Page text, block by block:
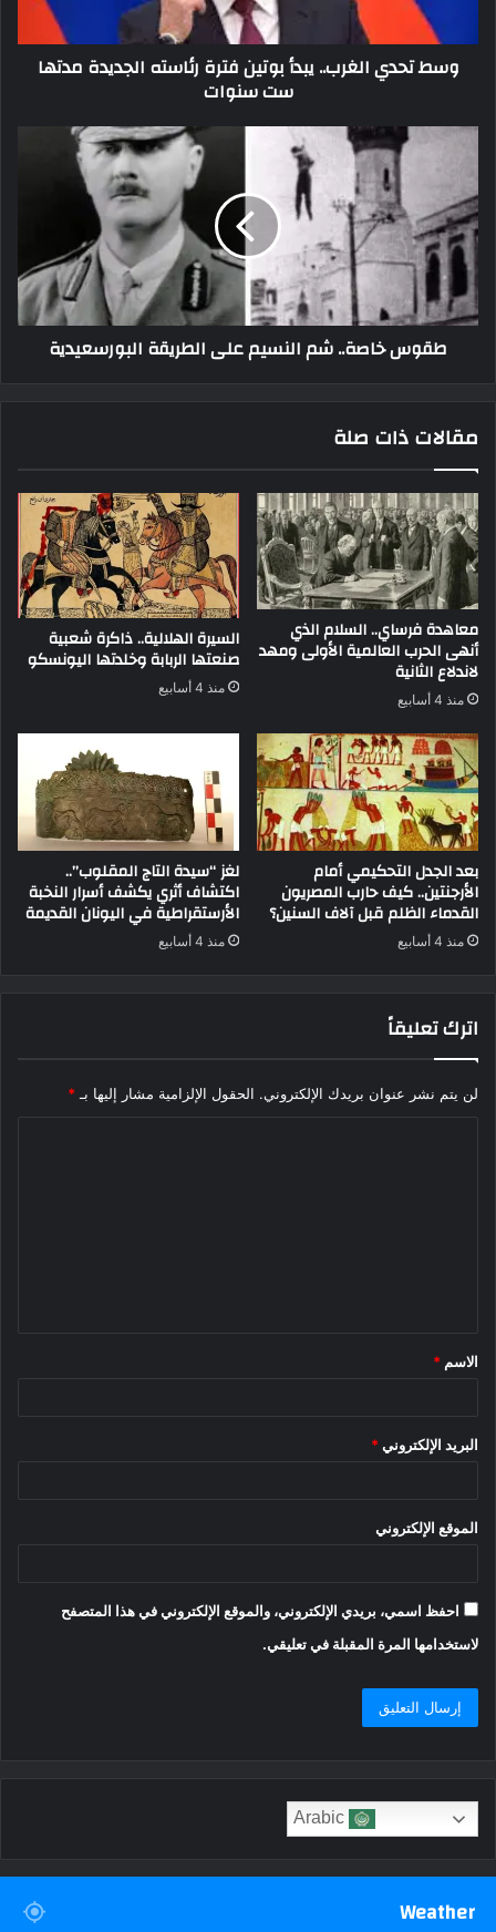
وسط تحدي الغرب.. يبدأ بوتين فترة رئاسته الجديدة مدتها
ست سنوات
طقوس خاصة.. شم النسيم على الطريقة البورسعيدية
مقالات ذات صلة
معاهدة فرساي.. السلام الذي
أنهى الحرب العالمية الأولى ومهد
لاندلاع الثانية
منذ 4 أسابيع
السيرة الهلالية.. ذاكرة شعبية
صنعتها الربابة وخلدتها اليونسكو
منذ 4 أسابيع
بعد الجدل التحكيمي أمام
الأرجنتين.. كيف حارب المصريون
القدماء الظلم قبل آلاف السنين؟
منذ 4 أسابيع
لغز “سيدة التاج المقلوب”..
اكتشاف أثري يكشف أسرار النخبة
الأرستقراطية في اليونان القديمة
منذ 4 أسابيع
اترك تعليقاً
لن يتم نشر عنوان بريدك الإلكتروني. الحقول الإلزامية مشار إليها بـ *
*
الاسم *
البريد الإلكتروني *
الموقع الإلكتروني
احفظ اسمي، بريدي الإلكتروني، والموقع الإلكتروني في هذا المتصفح
لاستخدامها المرة المقبلة في تعليقي.
Weather